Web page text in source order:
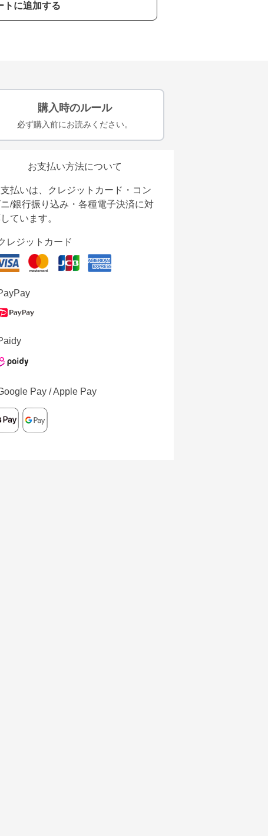
トに追加する
購入時のルール
必ず購入前にお読みください。
お支払い方法について
払いは、クレジットカード・コン
ニ/銀行振り込み・各種電子決済に対
ています。
レジットカード
Pay / Apple Pay